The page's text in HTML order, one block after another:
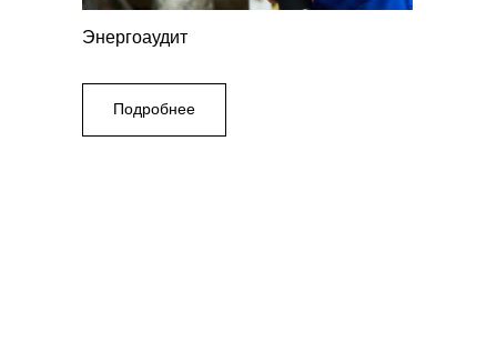
Энергоаудит
Подробнее